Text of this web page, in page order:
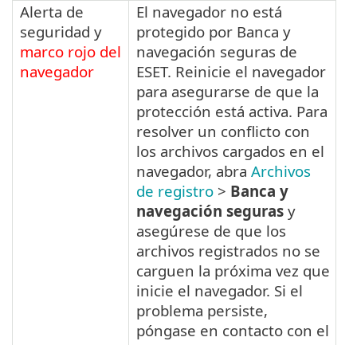
Alerta de
seguridad y
marco rojo del
navegador
El navegador no está
protegido por Banca y
navegación seguras de
ESET. Reinicie el navegador
para asegurarse de que la
protección está activa. Para
resolver un conflicto con
los archivos cargados en el
navegador, abra Archivos
de registro > Banca y
navegación seguras y
asegúrese de que los
archivos registrados no se
carguen la próxima vez que
inicie el navegador. Si el
problema persiste,
póngase en contacto con el